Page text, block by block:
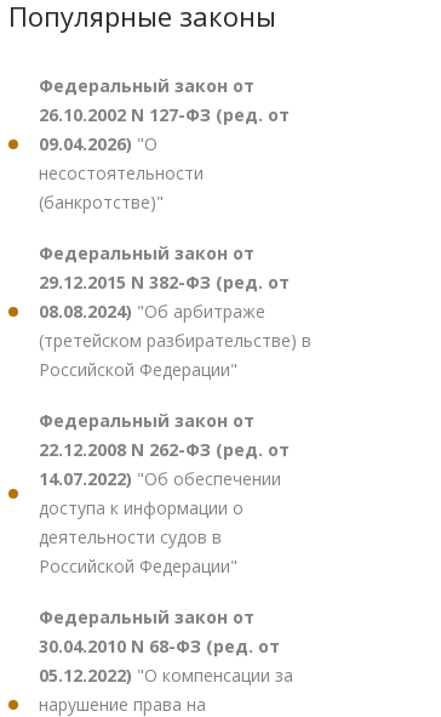
Популярные законы
Федеральный закон от
26.10.2002 N 127-ФЗ (ред. от
09.04.2026) "О
несостоятельности
(банкротстве)"
Федеральный закон от
29.12.2015 N 382-ФЗ (ред. от
08.08.2024) "Об арбитраже
(третейском разбирательстве) в
Российской Федерации"
Федеральный закон от
22.12.2008 N 262-ФЗ (ред. от
14.07.2022) "Об обеспечении
доступа к информации о
деятельности судов в
Российской Федерации"
Федеральный закон от
30.04.2010 N 68-ФЗ (ред. от
05.12.2022) "О компенсации за
нарушение права на